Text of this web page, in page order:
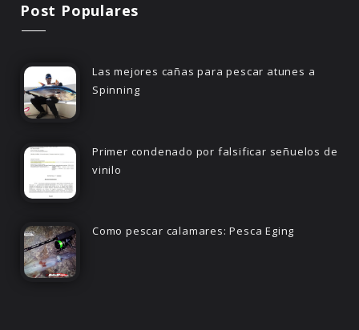
Post Populares
Las mejores cañas para pescar atunes a
Spinning
Primer condenado por falsificar señuelos de
vinilo
Como pescar calamares: Pesca Eging